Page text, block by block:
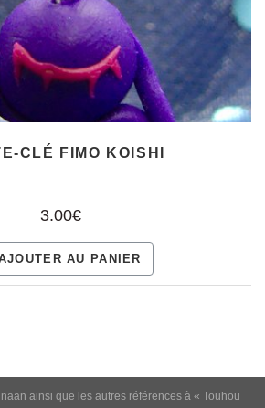
CLÉ FIMO KOISHI
3.00€
AU PANIER
ainsi que les autres références à « Touhou